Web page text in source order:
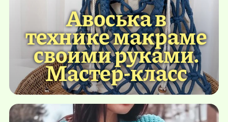
Авоська в
технике макраме
своими руками.
Мастер-класс